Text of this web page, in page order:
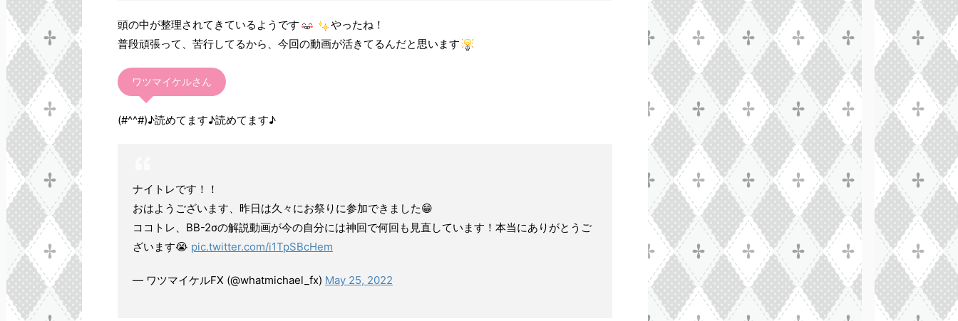
頭の中が整理されてきているようです
やったね！
普段頑張って、苦行してるから、今回の動画が活きてるんだと思います
ワツマイケルさん
(#^^#)♪読めてます♪読めてます♪
ナイトレです！！
おはようございます、昨日は久々にお祭りに参加できました😁
ココトレ、BB-2σの解説動画が今の自分には神回で何回も見直しています！本当にありがとうご
ざいます😭 pic.twitter.com/i1TpSBcHem
— ワツマイケルFX (@whatmichael_fx) May 25, 2022